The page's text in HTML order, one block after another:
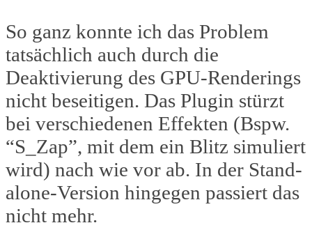
So ganz konnte ich das Problem
tatsächlich auch durch die
Deaktivierung des GPU-Renderings
nicht beseitigen. Das Plugin stürzt
bei verschiedenen Effekten (Bspw.
“S_Zap”, mit dem ein Blitz simuliert
wird) nach wie vor ab. In der Stand-
alone-Version hingegen passiert das
nicht mehr.